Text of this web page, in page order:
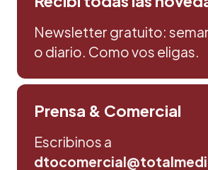
Newsletter gratuito:
o diario. Como vos eligas.
Prensa & Comercial
Escribinos a